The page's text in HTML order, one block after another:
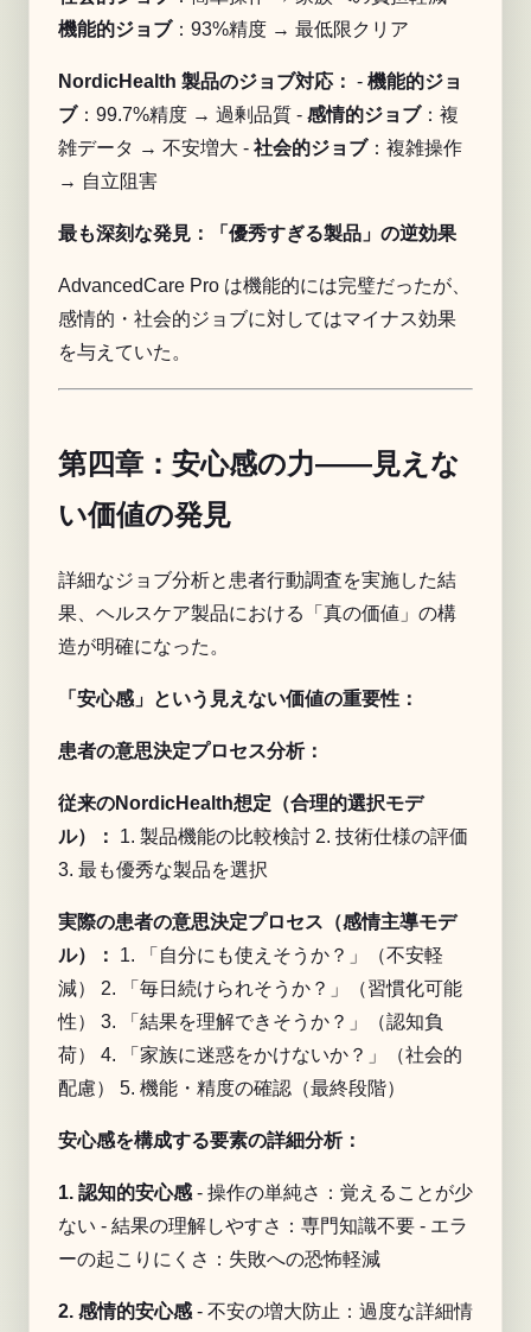
機能的ジョブ：93%精度 → 最低限クリア
NordicHealth 製品のジョブ対応： - 機能的ジョ
ブ：99.7%精度 → 過剰品質 - 感情的ジョブ：複
雑データ → 不安増大 - 社会的ジョブ：複雑操作
→ 自立阻害
最も深刻な発見：「優秀すぎる製品」の逆効果
AdvancedCare Pro は機能的には完璧だったが、
感情的・社会的ジョブに対してはマイナス効果
を与えていた。
第四章：安心感の力——見えな
い価値の発見
詳細なジョブ分析と患者行動調査を実施した結
果、ヘルスケア製品における「真の価値」の構
造が明確になった。
「安心感」という見えない価値の重要性：
患者の意思決定プロセス分析：
従来のNordicHealth想定（合理的選択モデ
ル）：
1. 製品機能の比較検討 2. 技術仕様の評価
3. 最も優秀な製品を選択
実際の患者の意思決定プロセス（感情主導モデ
ル）：
1. 「自分にも使えそうか？」（不安軽
減） 2. 「毎日続けられそうか？」（習慣化可能
性） 3. 「結果を理解できそうか？」（認知負
荷） 4. 「家族に迷惑をかけないか？」（社会的
配慮） 5. 機能・精度の確認（最終段階）
安心感を構成する要素の詳細分析：
1. 認知的安心感 - 操作の単純さ：覚えることが少
ない - 結果の理解しやすさ：専門知識不要 - エラ
ーの起こりにくさ：失敗への恐怖軽減
2. 感情的安心感 - 不安の増大防止：過度な詳細情